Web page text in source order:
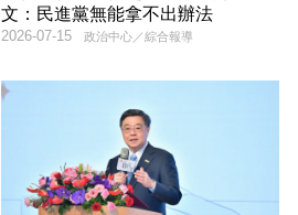
文：民進黨無能拿不出辦法
政治中心／綜合報導
2026-07-15